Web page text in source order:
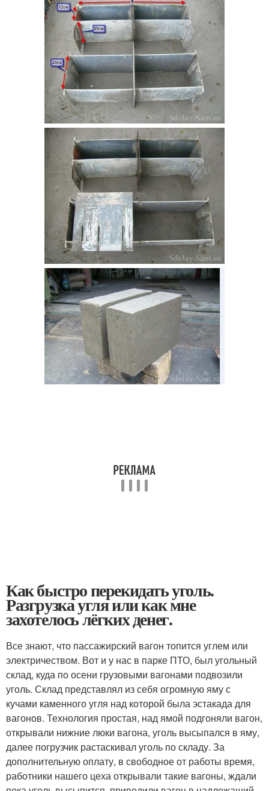
Как быстро перекидать уголь.
Разгрузка угля или как мне
захотелось лёгких денег.
Все знают, что пассажирский вагон топится углем или
электричеством. Вот и у нас в парке ПТО, был угольный
склад, куда по осени грузовыми вагонами подвозили
уголь. Склад представлял из себя огромную яму с
кучами каменного угля над которой была эстакада для
вагонов. Технология простая, над ямой подгоняли вагон,
открывали нижние люки вагона, уголь высыпался в яму,
далее погрузчик растаскивал уголь по складу. За
дополнительную оплату, в свободное от работы время,
работники нашего цеха открывали такие вагоны, ждали